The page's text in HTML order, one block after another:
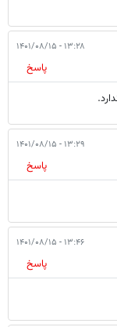
۱۳:۲۸ - ۱۴۰۱/۰۸/۱۵
پاسخ
۱۳:۲۹ - ۱۴۰۱/۰۸/۱۵
پاسخ
۱۳:۴۶ - ۱۴۰۱/۰۸/۱۵
پاسخ